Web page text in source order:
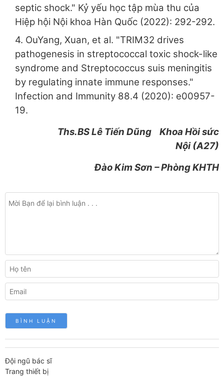
septic shock." Kỷ yếu học tập mùa thu của
Hiệp hội Nội khoa Hàn Quốc (2022): 292-292.
4. OuYang, Xuan, et al. "TRIM32 drives
pathogenesis in streptococcal toxic shock-like
syndrome and Streptococcus suis meningitis
by regulating innate immune responses."
Infection and Immunity 88.4 (2020): e00957-
19.
Ths.BS Lê Tiến Dũng Khoa Hồi sức
Nội (A27)
Đào Kim Sơn – Phòng KHTH
Đội ngũ bác sĩ
Trang thiết bị